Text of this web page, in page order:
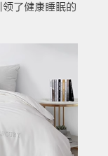
了健康睡眠的